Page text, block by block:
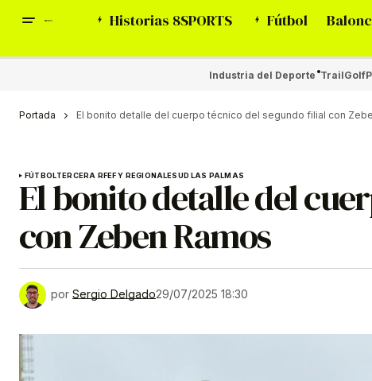
Historias 8SPORTS Fútbol
Industria del Deporte TrailGolf
Portada El bonito detalle del cuerpo técnico del segundo filial con
FÚTBOLTERCERA RFEF Y REGIONALESUD LAS PALMAS
El bonito detalle del
con Zeben Ramos
por Sergio Delgado29/07/2025 18:30